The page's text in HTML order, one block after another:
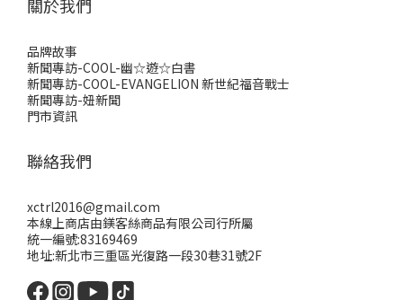
關於我們
品牌故事
新聞專訪-COOL-幽☆遊☆白書
新聞專訪-COOL-EVANGELION 新世紀福音戰士
新聞專訪-妞新聞
門市資訊
聯絡我們
xctrl2016@gmail.com
本線上商店由鎂客絲商品有限公司行所屬
統一編號:83169469
地址:新北市三重區光復路一段30巷31號2F